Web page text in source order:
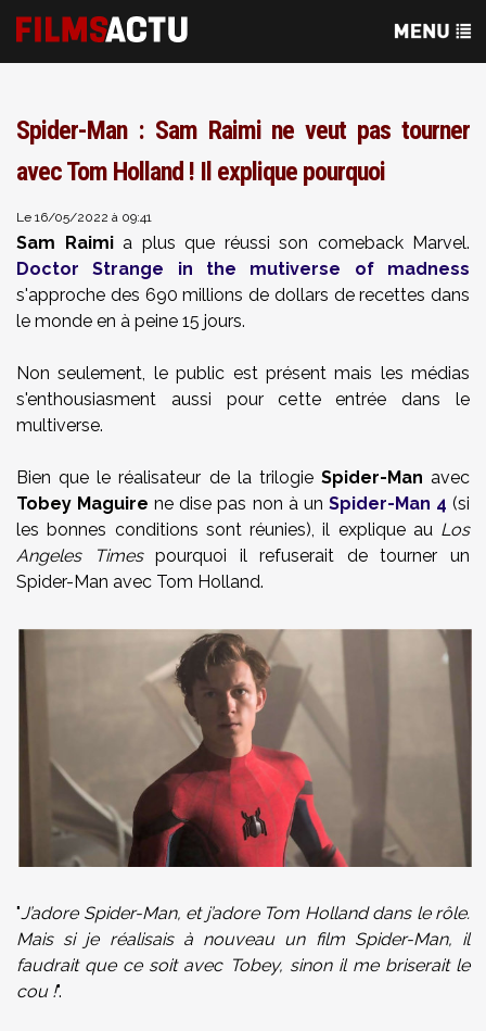
Spider-Man : Sam Raimi ne veut pas tourner
avec Tom Holland ! Il explique pourquoi
Le 16/05/2022 à 09:41
Sam Raimia plus que réussi son comeback Marvel.
Doctor Strange in the mutiverse of madness
s'approche des 690 millions de dollars de recettes dans
le monde en à peine 15 jours.
Non seulement, le public est présent mais les médias
s'enthousiasment aussi pour cette entrée dans le
multiverse.
Bien que le réalisateur de la trilogie Spider-Man avec
Tobey Maguire ne dise pas non à un Spider-Man 4(si
les bonnes conditions sont réunies), il explique au Los
Angeles Timespourquoi il refuserait de tourner un
Spider-Man avec Tom Holland.
"J’adore Spider-Man, et j’adore Tom Holland dans le rôle.
Mais si je réalisais à nouveau un film Spider-Man, il
faudrait que ce soit avec Tobey, sinon il me briserait le
cou !".